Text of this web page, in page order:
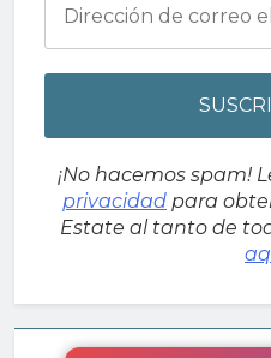
¡No hacemos spam!
privacidad para
Estate al tanto de